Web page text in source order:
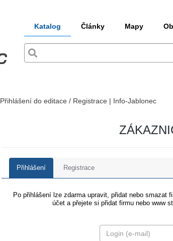
Katalog Články Mapy
Přihlášení do editace / Registrace | Info-Jablonec
Přihlášení Registrace
Po přihlášení lze zdarma upravit, přidat nebo smazat
účet a přejete si přidat firmu nebo www